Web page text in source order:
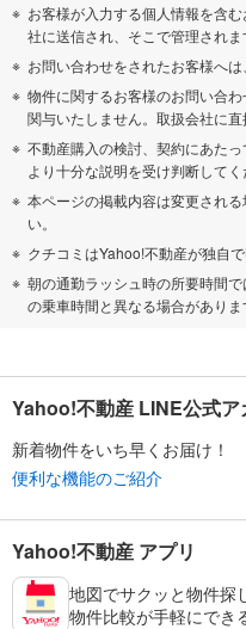
お客様が入力する個人情報を含
社に送信され、そこで管理されま
お問い合わせをされたお客様へ
物件に関するお客様のお問い合
関与いたしません。取扱会社に直
不動産購入の検討、契約にあた
より十分な説明を受け判断してく
本ページの掲載内容は変更され
い。
クチコミはYahoo!不動産が独自
朝の通勤ラッシュ時の所要時間
の乗車時間と異なる場合がありま
Yahoo!不動産 LINE公式ア
新着物件をいち早くお届け！
便利な機能のご紹介
Yahoo!不動産 アプリ
地図でサクッと物件探
物件比較が手軽にでき